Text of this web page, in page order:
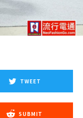
TWEET
SUBMIT